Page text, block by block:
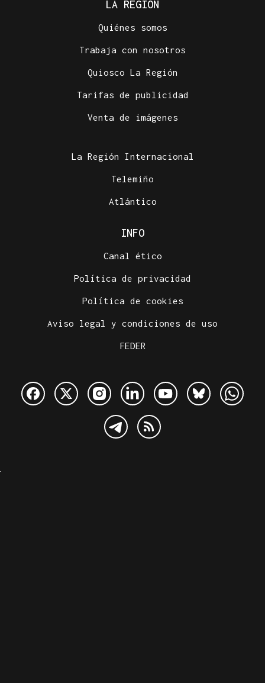
LA REGIÓN
Quiénes somos
Trabaja con nosotros
Quiosco La Región
Tarifas de publicidad
Venta de imágenes
La Región Internacional
Telemiño
Atlántico
INFO
Canal ético
Política de privacidad
Política de cookies
Aviso legal y condiciones de uso
FEDER